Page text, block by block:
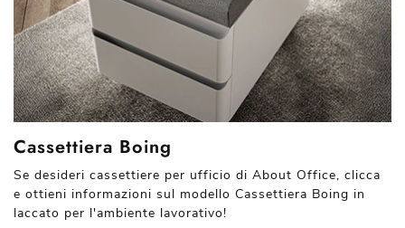
Cassettiera Boing
Se desideri cassettiere per ufficio di About Office, clicca
e ottieni informazioni sul modello Cassettiera Boing in
laccato per l'ambiente lavorativo!